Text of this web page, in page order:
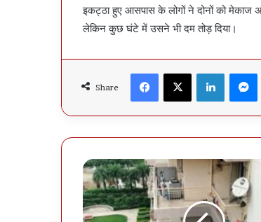
इकट्ठा हुए आसपास के लोगों ने दोनों को मेकाज
लेकिन कुछ घंटे में उसने भी दम तोड़ दिया।
Share
Facebook X LinkedIn